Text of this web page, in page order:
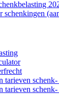
tarieven
tarieven